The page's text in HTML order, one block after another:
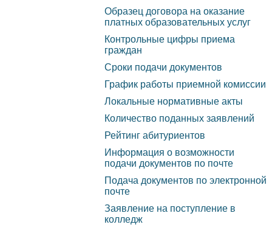
Обработка персональных
данных
Противодействие
коррупции
противодействия
экстремизму и терроризму
Вакантные должности
Информационная
безопасность
Олимпиада
для
Образец договора на оказание
платных образовательных услуг
Контрольные цифры приема
граждан
Сроки подачи документов
График работы приемной комиссии
Локальные нормативные акты
Количество поданных заявлений
Рейтинг абитуриентов
Информация о возможности
подачи документов по почте
Подача документов по электронной
почте
Заявление на поступление в
колледж